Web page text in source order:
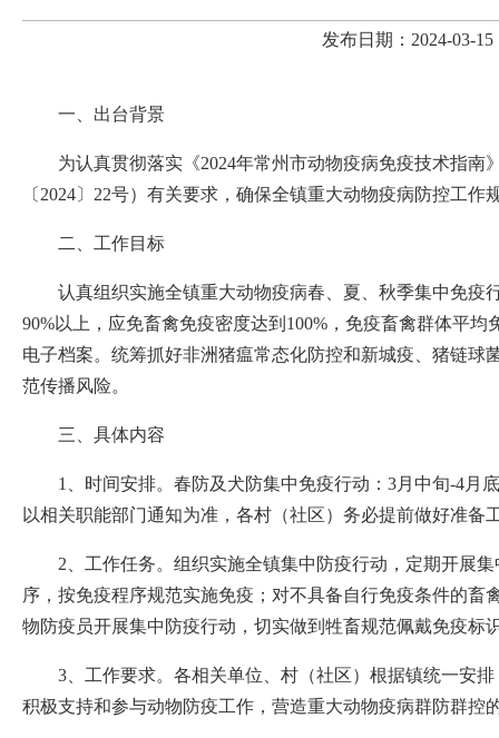
发布日期：2024-03-
一、出台背景
为认真贯彻落实《2024年常州市动物疫病免疫技术指
〔2024〕22号）有关要求，确保全镇重大动物疫病防控工
二、工作目标
认真组织实施全镇重大动物疫病春、夏、秋季集中免疫
90%以上，应免畜禽免疫密度达到100%，免疫畜禽群体平
电子档案。统筹抓好非洲猪瘟常态化防控和新城疫、猪链
范传播风险。
三、具体内容
1、时间安排。春防及犬防集中免疫行动：3月中旬-4月
以相关职能部门通知为准，各村（社区）务必提前做好准备
2、工作任务。组织实施全镇集中防疫行动，定期开展
序，按免疫程序规范实施免疫；对不具备自行免疫条件的
物防疫员开展集中防疫行动，切实做到牲畜规范佩戴免疫
3、工作要求。各相关单位、村（社区）根据镇统一安
积极支持和参与动物防疫工作，营造重大动物疫病群防群控